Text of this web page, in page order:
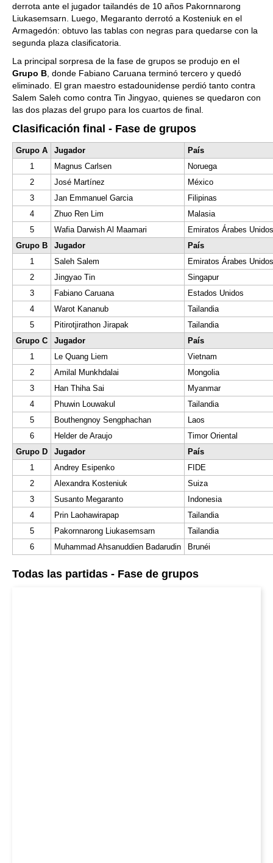
derrota ante el jugador tailandés de 10 años Pakornnarong
Liukasemsarn. Luego, Megaranto derrotó a Kosteniuk en el
Armagedón: obtuvo las tablas con negras para quedarse con la
segunda plaza clasificatoria.
La principal sorpresa de la fase de grupos se produjo en el
Grupo B , donde Fabiano Caruana terminó tercero y quedó
eliminado. El gran maestro estadounidense perdió tanto contra
Salem Saleh como contra Tin Jingyao, quienes se quedaron con
las dos plazas del grupo para los cuartos de final.
Clasificación final - Fase de grupos
Grupo A Jugador
País
1
Magnus Carlsen
Noruega
2
José Martínez
México
3
Jan Emmanuel Garcia
Filipinas
4
Zhuo Ren Lim
Malasia
5
Wafia Darwish Al Maamari
Emiratos Árabes Unidos
Grupo B
Jugador
País
1
Saleh Salem
Emiratos Árabes Unidos
2
Jingyao Tin
Singapur
3
Fabiano Caruana
Estados Unidos
4
Warot Kananub
Tailandia
5
Pitirotjirathon Jirapak
Tailandia
Grupo C
Jugador
País
1
Le Quang Liem
Vietnam
2
Amilal Munkhdalai
Mongolia
3
Han Thiha Sai
Myanmar
4
Phuwin Louwakul
Tailandia
5
Bouthengnoy Sengphachan
Laos
6
Helder de Araujo
Timor Oriental
Grupo D
Jugador
País
1
Andrey Esipenko
FIDE
2
Alexandra Kosteniuk
Suiza
3
Susanto Megaranto
Indonesia
4
Prin Laohawirapap
Tailandia
5
Pakornnarong Liukasemsarn
Tailandia
6
Muhammad Ahsanuddien Badarudin Brunéi
Todas las partidas - Fase de grupos